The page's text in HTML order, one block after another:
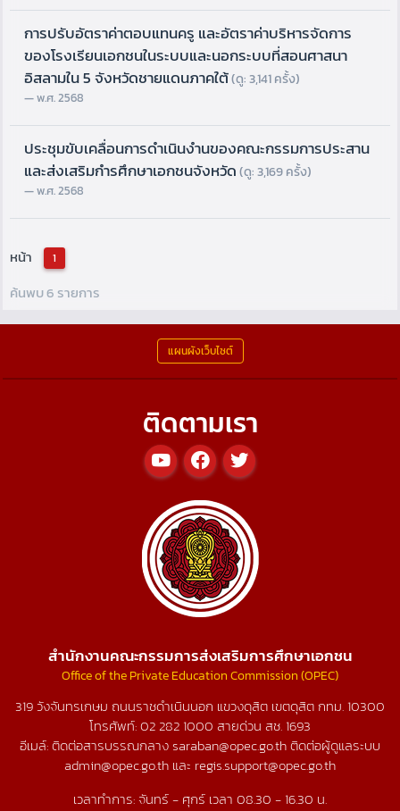
การปรับอัตราค่าตอบแทนครู และอัตราค่าบริหารจัดการ
ของโรงเรียนเอกชนในระบบและนอกระบบที่สอนศาสนา
อิสลามใน 5 จังหวัดชายแดนภาคใต้(ดู: 3,141 ครั้ง)
พ.ศ. 2568
ประชุมขับเคลื่อนการดำเนินงำนของคณะกรรมการประสาน
และส่งเสริมกำรศึกษาเอกชนจังหวัด(ดู: 3,169 ครั้ง)
พ.ศ. 2568
หน้า 1
ค้นพบ 6 รายการ
แผนผังเว็บไซต์
ติดตามเรา
สำนักงานคณะกรรมการส่งเสริมการศึกษาเอกชน
Office of the Private Education Commission (OPEC)
319 วังจันทรเกษม ถนนราชดำเนินนอก แขวงดุสิต เขตดุสิต กทม. 10300
โทรศัพท์:02 282 1000 สายด่วน สช.1693
อีเมล์: ติดต่อสารบรรณกลาง saraban@opec.go.th ติดต่อผู้ดูแลระบบ
admin@opec.go.th และ regis.support@opec.go.th
เวลาทำการ: จันทร์ - ศุกร์ เวลา 08.30 - 16.30 น.